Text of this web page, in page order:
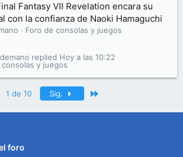
Fantasy VII Revelation encara su
con la confianza de Naoki Hamaguchi
Foro de consolas y juegos
consolas y juegos
Hoy a las 10:22
1 de 10 Sig.
foro